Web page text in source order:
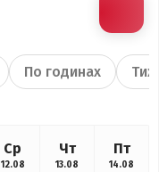
По годинах
Ср
12.08
Чт
13.08
Пт
14.08